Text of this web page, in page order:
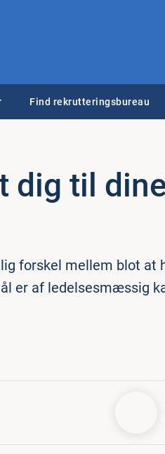
Find rekrutteringsbureau
dig til
forskel mellem blot at
er af ledelsesmæssig